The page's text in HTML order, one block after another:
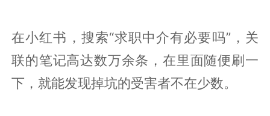
在小红书，搜索“求职中介有必要吗”，关
联的笔记高达数万余条，在里面随便刷一
下，就能发现掉坑的受害者不在少数。